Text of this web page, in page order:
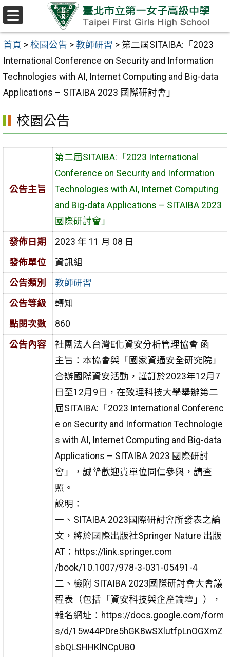
跳至主要內容區
首頁 > 校園公告 > 教師研習 > 第二屆SITAIBA:「2023
International Conference on Security and Information
Technologies with AI, Internet Computing and Big-data
Applications – SITAIBA 2023 國際研討會」
校園公告
公告主旨
第二屆SITAIBA:「2023 International
Conference on Security and Information
Technologies with AI, Internet Computing
and Big-data Applications – SITAIBA 2023
國際研討會」
發佈日期
2023 年 11 月 08 日
發佈單位
資訊組
公告類別
教師研習
公告等級
轉知
點閱次數
860
公告內容
社團法人台灣E化資安分析管理協會 函
主旨：本協會與「國家資通安全研究院」
合辦國際資安活動，謹訂於2023年12月7
日至12月9日，在致理科技大學舉辦第二
屆SITAIBA:「2023 International Conferenc
e on Security and Information Technologie
s with AI, Internet Computing and Big-data
Applications – SITAIBA 2023 國際研討
會」，誠摯歡迎貴單位同仁參與，請查
照。
說明：
一、SITAIBA 2023國際研討會所發表之論
文，將於國際出版社Springer Nature 出版
AT：https://link.springer.com
/book/10.1007/978-3-031-05491-4
二、檢附 SITAIBA 2023國際研討會大會議
程表（包括「資安科技與企產論壇」），
報名網址：https://docs.google.com/form
s/d/15w44P0re5hGK8wSXlutfpLnOGXmZ
sbQLSHHKlNCpUB0
選
單